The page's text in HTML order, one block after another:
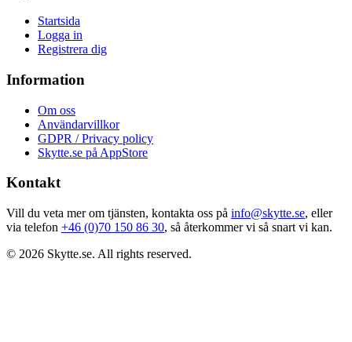
Startsida
Logga in
Registrera dig
Information
Om oss
Användarvillkor
GDPR / Privacy policy
Skytte.se på AppStore
Kontakt
Vill du veta mer om tjänsten, kontakta oss på info@skytte.se, eller
via telefon +46 (0)70 150 86 30, så återkommer vi så snart vi kan.
© 2026 Skytte.se. All rights reserved.